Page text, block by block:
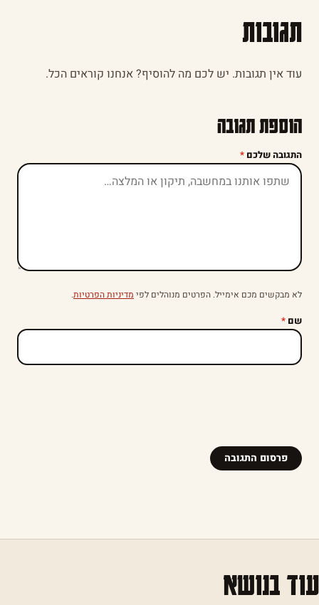
תגובות
עוד אין תגובות. יש לכם מה להוסיף? אנחנו קוראים הכל.
הוספת תגובה
התגובה שלכם *
לא מבקשים מכם אימייל. הפרטים מנוהלים לפי מדיניות הפרטיות.
שם *
עוד בנושא